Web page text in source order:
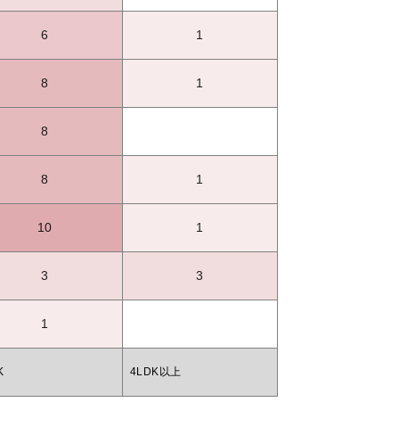
6 1
8 1
8
8 1
10 1
3 3
1
4LDK以上